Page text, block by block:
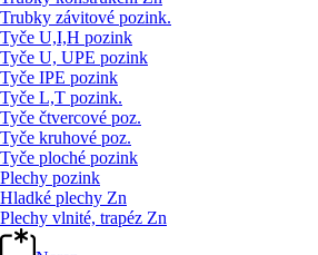
Trubky závitové pozink.
Tyče U,I,H pozink
Tyče U, UPE pozink
Tyče IPE pozink
Tyče L,T pozink.
Tyče čtvercové poz.
Tyče kruhové poz.
Tyče ploché pozink
Plechy pozink
Hladké plechy Zn
Plechy vlnité, trapéz Zn